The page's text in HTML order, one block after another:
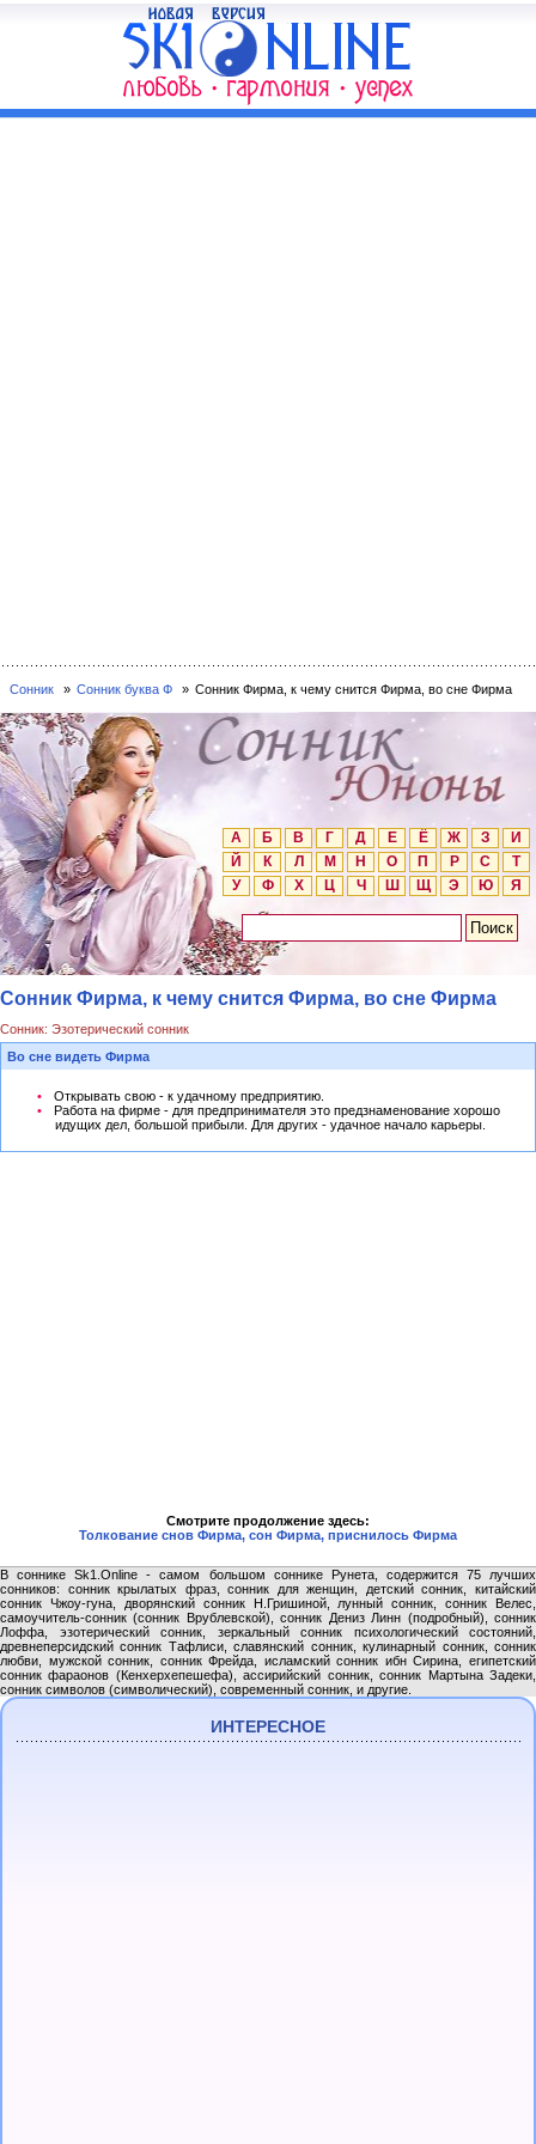
Сонник Сонник буква Ф Сонник Фирма, к чему снится Фирма, во сне Фирма
А Б В Г Д Е Ё Ж З
И
Й
К Л М Н О П Р С
Т
У
Ф Х Ц Ч Ш Щ Э Ю Я
Сонник Фирма, к чему снится Фирма, во сне Фирма
Сонник: Эзотерический сонник
Во сне видеть Фирма
Открывать свою - к удачному предприятию.
Работа на фирме - для предпринимателя это предзнаменование хорошо
идущих дел, большой прибыли. Для других - удачное начало карьеры.
Смотрите продолжение здесь:
Толкование снов Фирма, сон Фирма, приснилось Фирма
В соннике Sk1.Online - самом большом соннике Рунета, содержится 75 лучших
сонников: сонник крылатых фраз, сонник для женщин, детский сонник, китайский
сонник Чжоу-гуна, дворянский сонник Н.Гришиной, лунный сонник, сонник Велес,
самоучитель-сонник (сонник Врублевской), сонник Дениз Линн (подробный), сонник
Лоффа, эзотерический сонник, зеркальный сонник психологический состояний,
древнеперсидский сонник Тафлиси, славянский сонник, кулинарный сонник, сонник
любви, мужской сонник, сонник Фрейда, исламский сонник ибн Сирина, египетский
сонник фараонов (Кенхерхепешефа), ассирийский сонник, сонник Мартына Задеки,
сонник символов (символический), современный сонник, и другие.
ИНТЕРЕСНОЕ